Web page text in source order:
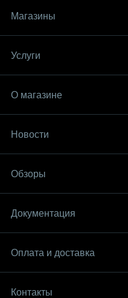
Магазины
Услуги
О магазине
Новости
Обзоры
Документация
Оплата и доставка
Контакты